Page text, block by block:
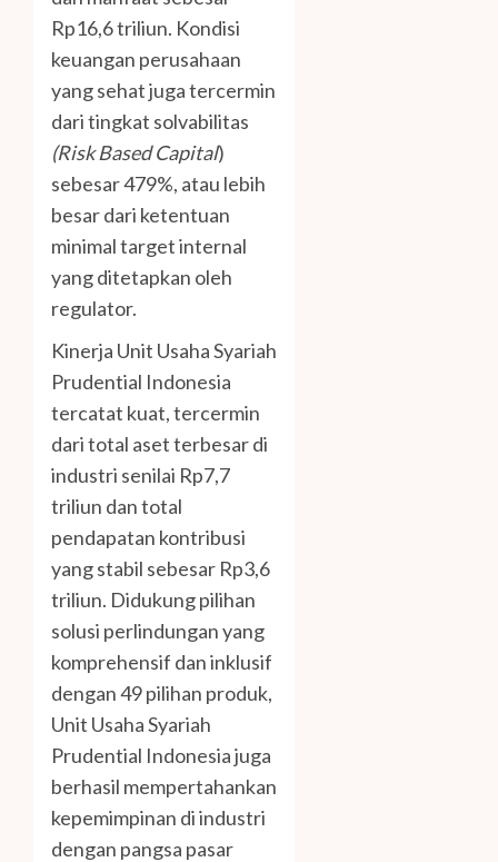
Rp16,6 triliun. Kondisi
keuangan perusahaan
yang sehat juga tercermin
dari tingkat solvabilitas
(Risk Based Capital)
sebesar 479%, atau lebih
besar dari ketentuan
minimal target internal
yang ditetapkan oleh
regulator.
Kinerja Unit Usaha Syariah
Prudential Indonesia
tercatat kuat, tercermin
dari total aset terbesar di
industri senilai Rp7,7
triliun dan total
pendapatan kontribusi
yang stabil sebesar Rp3,6
triliun. Didukung pilihan
solusi perlindungan yang
komprehensif dan inklusif
dengan 49 pilihan produk,
Unit Usaha Syariah
Prudential Indonesia juga
berhasil mempertahankan
kepemimpinan di industri
dengan pangsa pasar